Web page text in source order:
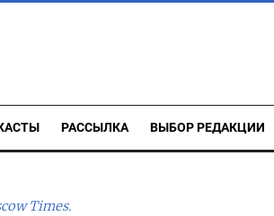
РАССЫЛКА ВЫБОР РЕДАКЦИИ
Times.